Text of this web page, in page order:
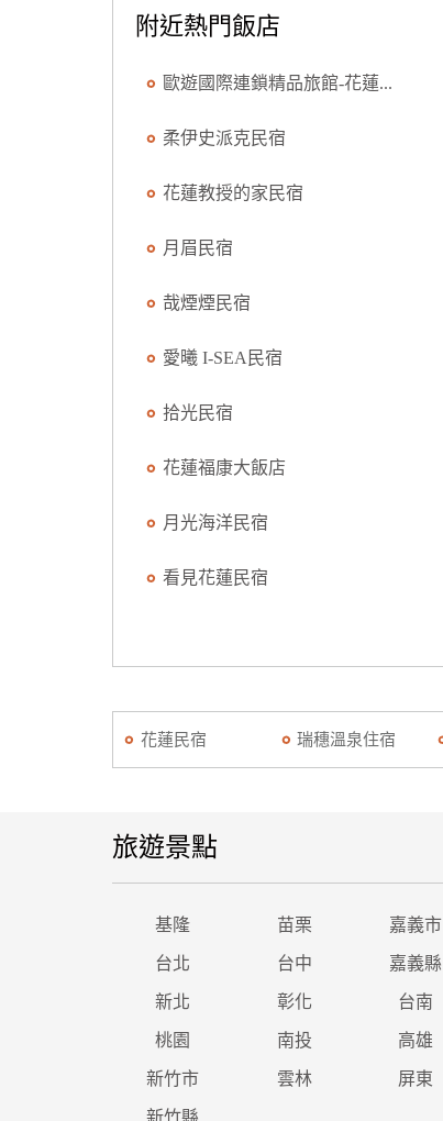
附近熱門飯店
歐遊國際連鎖精品旅館-花蓮...
柔伊史派克民宿
花蓮教授的家民宿
月眉民宿
哉煙煙民宿
愛曦 I-SEA民宿
拾光民宿
花蓮福康大飯店
月光海洋民宿
看見花蓮民宿
花蓮民宿 瑞穗溫泉住宿
旅遊景點
基隆 苗栗 嘉義市
台北 台中 嘉義縣
新北 彰化 台南
桃園 南投 高雄
新竹市 雲林 屏東
新竹縣